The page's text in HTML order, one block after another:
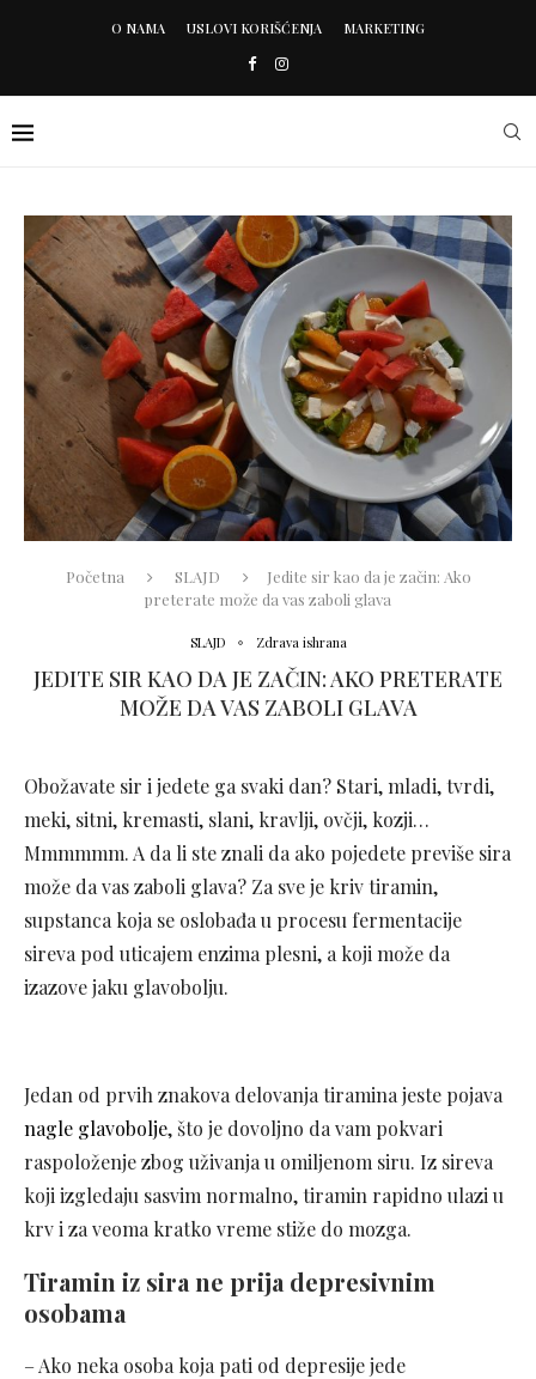
O NAMA USLOVI KORIŠĆENJA MARKETING
Početna SLAJD
Jedite sir kao da je začin: Ako
preterate može da vas zaboli glava
SLAJD Zdrava ishrana
JEDITE SIR KAO DA JE ZAČIN: AKO PRETERATE
MOŽE DA VAS ZABOLI GLAVA
Obožavate sir i jedete ga svaki dan? Stari, mladi, tvrdi,
meki, sitni, kremasti, slani, kravlji, ovčji, kozji…
Mmmmmm. A da li ste znali da ako pojedete previše sira
može da vas zaboli glava? Za sve je kriv tiramin,
supstanca koja se oslobađa u procesu fermentacije
sireva pod uticajem enzima plesni, a koji može da
izazove jaku glavobolju.
Jedan od prvih znakova delovanja tiramina jeste pojava
nagle glavobolje, što je dovoljno da vam pokvari
raspoloženje zbog uživanja u omiljenom siru. Iz sireva
koji izgledaju sasvim normalno, tiramin rapidno ulazi u
krv i za veoma kratko vreme stiže do mozga.
Tiramin iz sira ne prija depresivnim
osobama
– Ako neka osoba koja pati od depresije jede